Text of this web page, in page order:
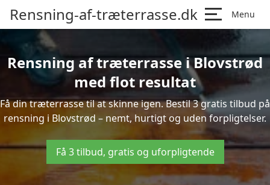
Rensning-af-træterrasse.dk Menu
Rensning af træterrasse i Blovstrød
med flot resultat
Få din træterrasse til at skinne igen. Bestil 3 gratis tilbud på
rensning i Blovstrød – nemt, hurtigt og uden forpligtelser.
Få 3 tilbud, gratis og uforpligtende